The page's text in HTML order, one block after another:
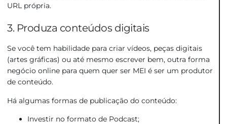
URL própria.
3. Produza conteúdos digitais
Se você tem habilidade para criar vídeos, peças digitais
(artes gráficas) ou até mesmo escrever bem, outra forma
negócio online para quem quer ser MEI é ser um produtor
de conteúdo.
Há algumas formas de publicação do conteúdo:
Investir no formato de Podcast;